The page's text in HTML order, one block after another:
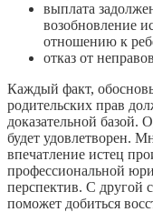
выплата
возобновление
отношению к
отказ от
Каждый факт,
родительских прав
доказательной базой.
будет удовлетворен.
впечатление истец
профессиональной
перспектив. С
поможет добиться